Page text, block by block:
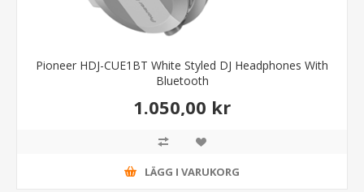
Pioneer HDJ-CUE1BT White Styled DJ Headphones With
Bluetooth
1.050,00 kr
LÄGG I VARUKORG